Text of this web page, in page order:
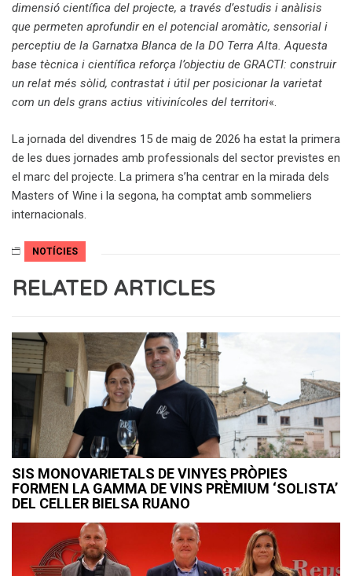
dimensió científica del projecte, a través d’estudis i anàlisis
que permeten aprofundir en el potencial aromàtic, sensorial i
perceptiu de la Garnatxa Blanca de la DO Terra Alta. Aquesta
base tècnica i científica reforça l’objectiu de GRACTI: construir
un relat més sòlid, contrastat i útil per posicionar la varietat
com un dels grans actius vitivinícoles del territori«.
La jornada del divendres 15 de maig de 2026 ha estat la primera
de les dues jornades amb professionals del sector previstes en
el marc del projecte. La primera s’ha centrar en la mirada dels
Masters of Wine i la segona, ha comptat amb sommeliers
internacionals.
NOTÍCIES
RELATED ARTICLES
SIS MONOVARIETALS DE VINYES PRÒPIES
FORMEN LA GAMMA DE VINS PRÈMIUM ‘SOLISTA’
DEL CELLER BIELSA RUANO